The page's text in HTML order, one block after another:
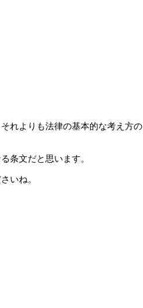
れよりも法律の基本的な考え方の
条文だと思います。
いね。